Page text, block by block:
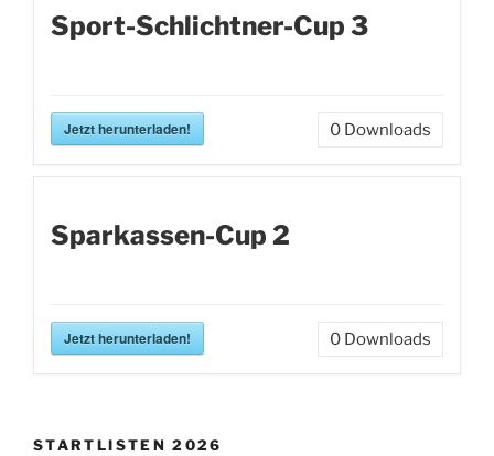
Sport-Schlichtner-Cup 3
Jetzt herunterladen! 0 Downloads
Sparkassen-Cup 2
Jetzt herunterladen! 0 Downloads
STARTLISTEN 2026